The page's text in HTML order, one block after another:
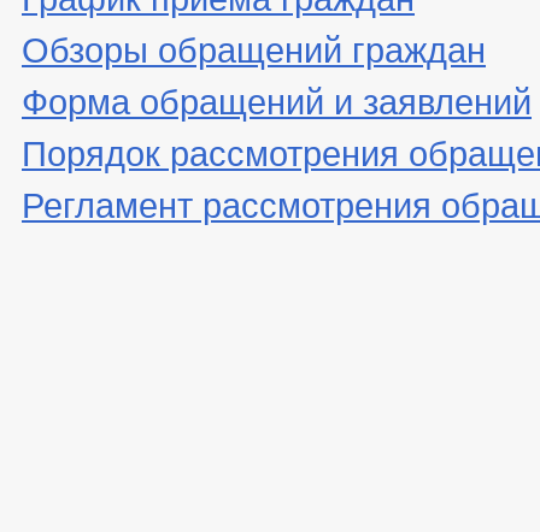
Обзоры обращений граждан
Форма обращений и заявлений
Порядок рассмотрения
Регламент рассмотрения